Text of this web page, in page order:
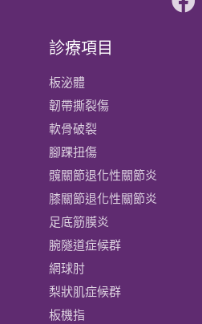
診療項目
板泌體
韌帶撕裂傷
軟骨破裂
腳踝扭傷
髖關節退化性關節炎
膝關節​退化性關節炎
足底筋膜炎
腕隧道症候群
網球肘
梨狀肌症候群
板機指